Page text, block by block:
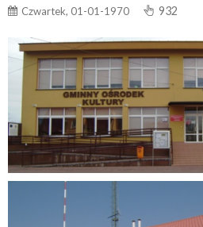
Czwartek, 01-01-1970 932